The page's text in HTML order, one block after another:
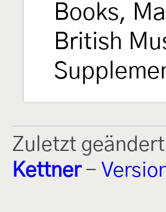
Books,
British
Zuletzt
Kettner-